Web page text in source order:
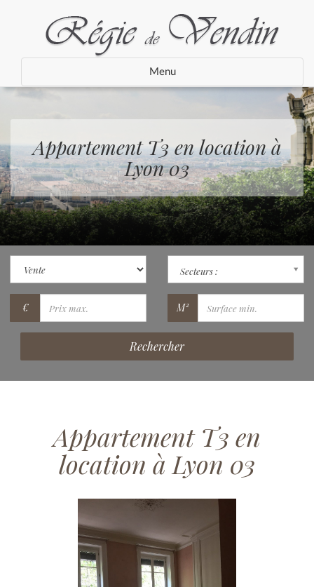
Menu
Appartement T3 en location à
Lyon 03
Secteurs :
€ M²
Rechercher
Appartement T3 en
location à Lyon 03